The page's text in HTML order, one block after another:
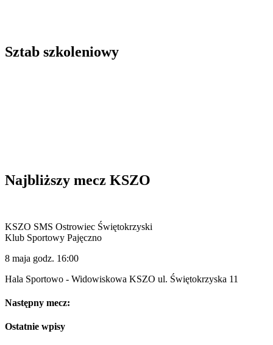
Sztab szkoleniowy
Najbliższy mecz KSZO
KSZO SMS Ostrowiec Świętokrzyski
Klub Sportowy Pajęczno
8 maja godz. 16:00
Hala Sportowo - Widowiskowa KSZO ul. Świętokrzyska 11
Następny mecz:
Ostatnie wpisy